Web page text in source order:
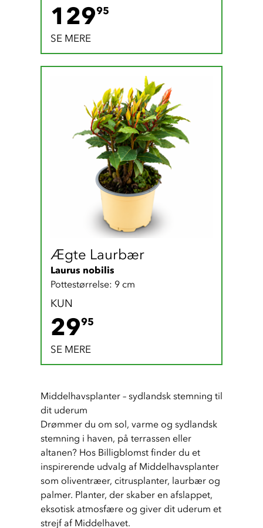
12995
SE MERE
Ægte Laurbær
Laurus nobilis
Pottestørrelse: 9 cm
KUN
2995
SE MERE
Middelhavsplanter – sydlandsk stemning til
dit uderum
Drømmer du om sol, varme og sydlandsk
stemning i haven, på terrassen eller
altanen? Hos Billigblomst finder du et
inspirerende udvalg af Middelhavsplanter
som oliventræer, citrusplanter, laurbær og
palmer. Planter, der skaber en afslappet,
eksotisk atmosfære og giver dit uderum et
strejf af Middelhavet.